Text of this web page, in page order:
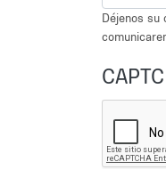
Déjenos su